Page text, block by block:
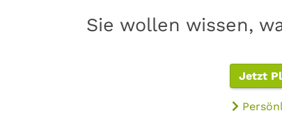
Sie wollen wissen,
Jetzt